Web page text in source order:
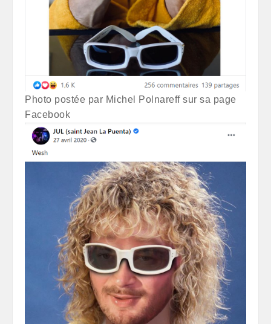
Photo postée par Michel Polnareff sur sa page
Facebook